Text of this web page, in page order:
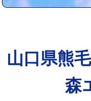
山口県熊
森